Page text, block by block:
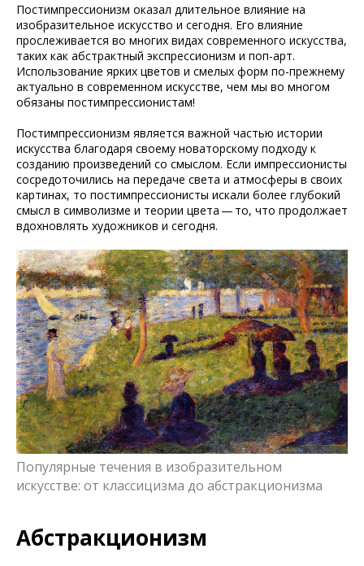
Постимпрессионизм оказал длительное влияние на
изобразительное искусство и сегодня. Его влияние
прослеживается во многих видах современного искусства,
таких как абстрактный экспрессионизм и поп-арт.
Использование ярких цветов и смелых форм по-прежнему
актуально в современном искусстве, чем мы во многом
обязаны постимпрессионистам!
Постимпрессионизм является важной частью истории
искусства благодаря своему новаторскому подходу к
созданию произведений со смыслом. Если импрессионисты
сосредоточились на передаче света и атмосферы в своих
картинах, то постимпрессионисты искали более глубокий
смысл в символизме и теории цвета — то, что продолжает
вдохновлять художников и сегодня.
Популярные течения в изобразительном
искусстве: от классицизма до абстракционизма
Абстракционизм